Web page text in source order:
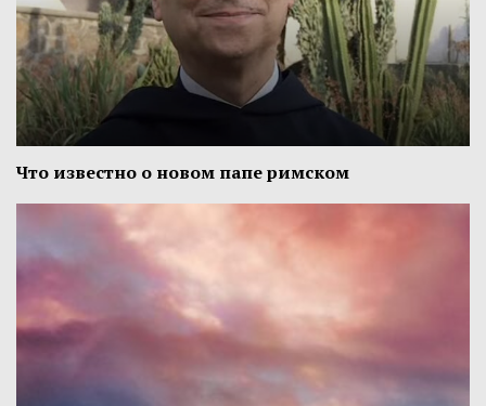
Что известно о новом папе римском